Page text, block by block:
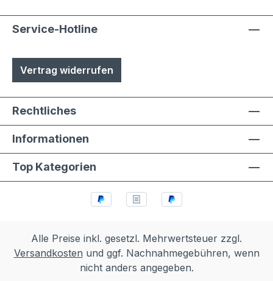
Service-Hotline
Vertrag widerrufen
Rechtliches
Informationen
Top Kategorien
Alle Preise inkl. gesetzl. Mehrwertsteuer zzgl.
Versandkosten und ggf. Nachnahmegebühren, wenn
nicht anders angegeben.